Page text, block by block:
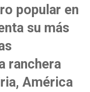
popular en
su más
ranchera
América